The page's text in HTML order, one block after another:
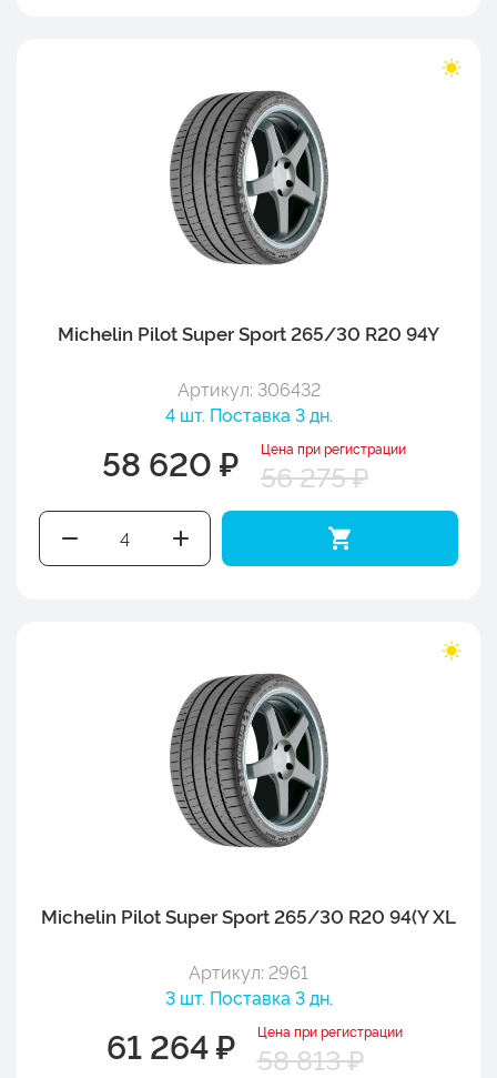
Michelin Pilot Super Sport 265/30 R20 94Y
Артикул: 306432
4 шт. Поставка 3 дн.
58 620 ₽ Цена при регистрации
56 275 ₽
Michelin Pilot Super Sport 265/30 R20 94(Y XL
Артикул: 2961
3 шт. Поставка 3 дн.
61 264 ₽ Цена при регистрации
58 813 ₽